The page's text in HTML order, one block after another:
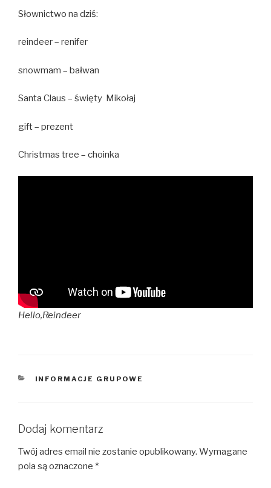
Słownictwo na dziś:
reindeer – renifer
snowmam – bałwan
Santa Claus – święty Mikołaj
gift – prezent
Christmas tree – choinka
Hello,Reindeer
KATEGORIE
INFORMACJE GRUPOWE
Dodaj komentarz
Twój adres email nie zostanie opublikowany. Wymagane
pola są oznaczone *